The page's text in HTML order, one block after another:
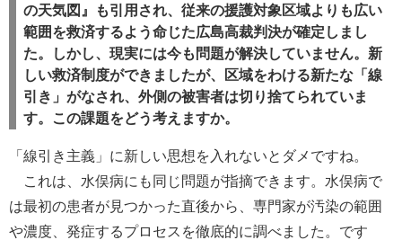
の天気図』も引用され、従来の援護対象区域よりも広い
範囲を救済するよう命じた広島高裁判決が確定しまし
た。しかし、現実には今も問題が解決していません。新
しい救済制度ができましたが、区域をわける新たな「線
引き」がなされ、外側の被害者は切り捨てられていま
す。この課題をどう考えますか。
「線引き主義」に新しい思想を入れないとダメですね。
これは、水俣病にも同じ問題が指摘できます。水俣病で
は最初の患者が見つかった直後から、専門家が汚染の範囲
や濃度、発症するプロセスを徹底的に調べました。です